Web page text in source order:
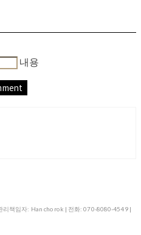
내용
책임자: Han cho rok | 전화: 070-8080-4549 |